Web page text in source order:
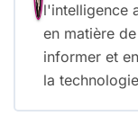
l'intelligence
en matière
informer et
la